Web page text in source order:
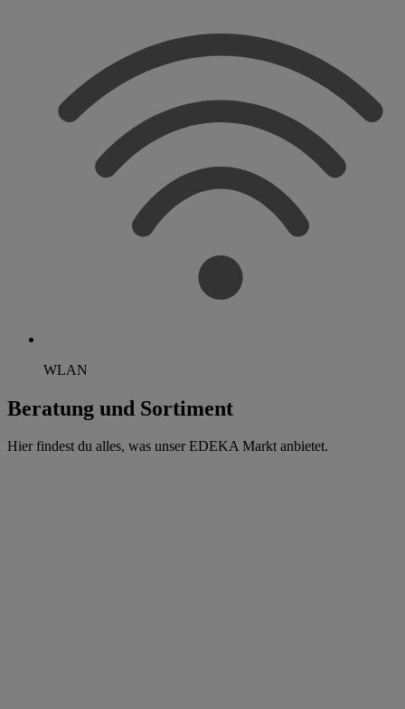
WLAN
Beratung und Sortiment
Hier findest du alles, was unser EDEKA Markt anbietet.